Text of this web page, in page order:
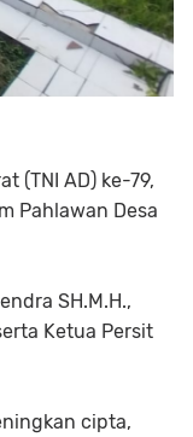
(TNI AD) ke-79,
Pahlawan Desa
SH.M.H.,
Ketua Persit
cipta,